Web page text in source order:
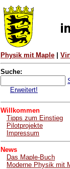
Physik mit Maple
Suche:
Erweitert!
Willkommen
Tipps zum Einstieg
Pilotprojekte
Impressum
News
Das Maple-Buch
Moderne Physik mit